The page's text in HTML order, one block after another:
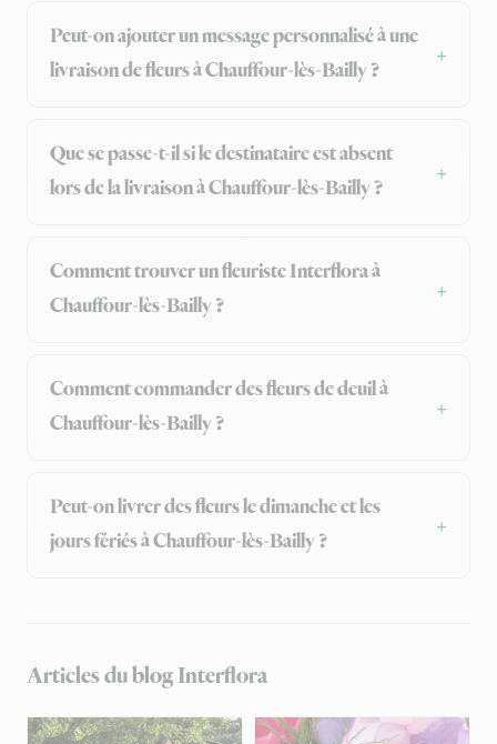
Peut-on ajouter un message personnalisé à une
livraison de fleurs à Chauffour-lès-Bailly ?
Que se passe-t-il si le destinataire est absent
lors de la livraison à Chauffour-lès-Bailly ?
Comment trouver un fleuriste Interflora à
Chauffour-lès-Bailly ?
Comment commander des fleurs de deuil à
Chauffour-lès-Bailly ?
Peut-on livrer des fleurs le dimanche et les
jours fériés à Chauffour-lès-Bailly ?
Articles du blog Interflora